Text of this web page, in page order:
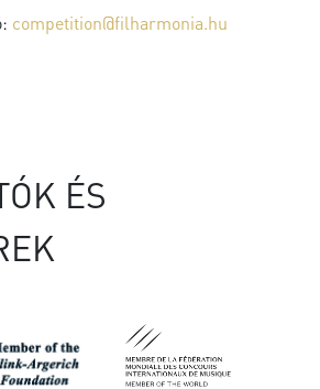
competition@filharmonia.hu
ÉS